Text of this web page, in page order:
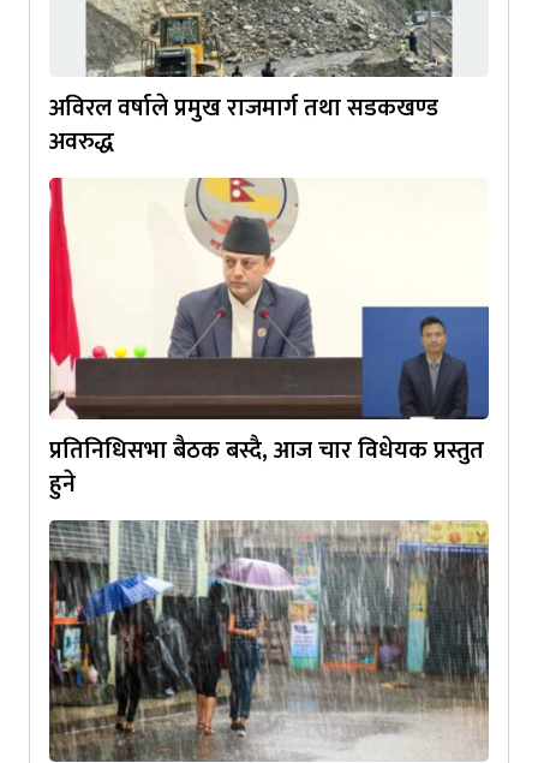
अविरल वर्षाले प्रमुख राजमार्ग तथा सडकखण्ड
अवरुद्ध
प्रतिनिधिसभा बैठक बस्दै, आज चार विधेयक प्रस्तुत
हुने